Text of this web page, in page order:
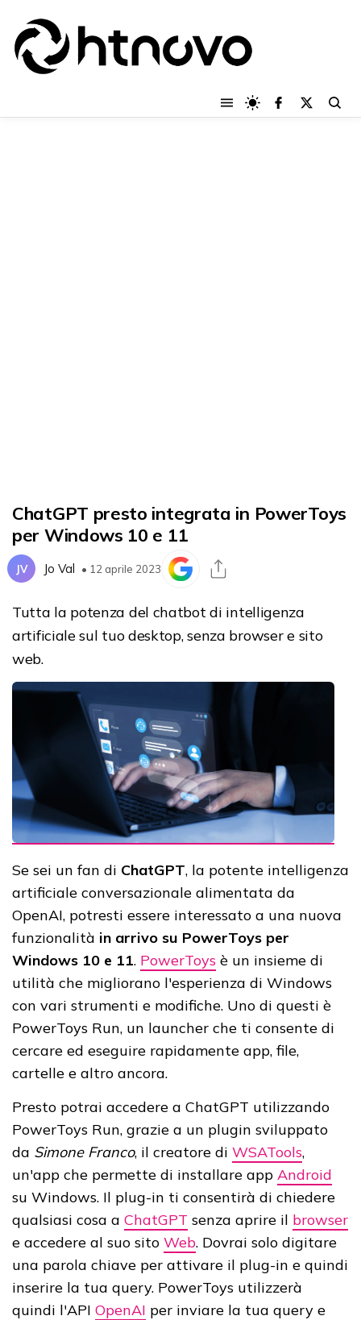
ChatGPT presto integrata in PowerToys
per Windows 10 e 11
JV Jo Val • 12 aprile 2023
Tutta la potenza del chatbot di intelligenza
artificiale sul tuo desktop, senza browser e sito
web.
Se sei un fan di ChatGPT, la potente intelligenza
artificiale conversazionale alimentata da
OpenAI, potresti essere interessato a una nuova
funzionalità in arrivo su PowerToys per
Windows 10 e 11. PowerToys è un insieme di
utilità che migliorano l'esperienza di Windows
con vari strumenti e modifiche. Uno di questi è
PowerToys Run, un launcher che ti consente di
cercare ed eseguire rapidamente app, file,
cartelle e altro ancora.
Presto potrai accedere a ChatGPT utilizzando
PowerToys Run, grazie a un plugin sviluppato
da Simone Franco, il creatore di WSATools,
un'app che permette di installare app Android
su Windows. Il plug-in ti consentirà di chiedere
qualsiasi cosa a ChatGPT senza aprire il browser
e accedere al suo sito Web. Dovrai solo digitare
una parola chiave per attivare il plug-in e quindi
inserire la tua query. PowerToys utilizzerà
quindi l'API OpenAI per inviare la tua query e